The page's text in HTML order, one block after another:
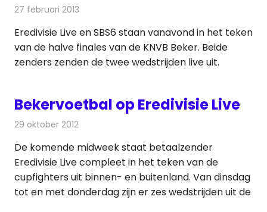
27 februari 2013
Eredivisie Live en SBS6 staan vanavond in het teken
van de halve finales van de KNVB Beker. Beide
zenders zenden de twee wedstrijden live uit.
Bekervoetbal op Eredivisie Live
29 oktober 2012
De komende midweek staat betaalzender
Eredivisie Live compleet in het teken van de
cupfighters uit binnen- en buitenland. Van dinsdag
tot en met donderdag zijn er zes wedstrijden uit de